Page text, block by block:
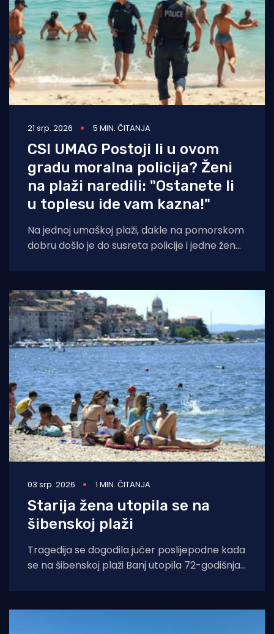
21 srp. 2026 5 MIN. ČITANJA
CSI UMAG Postoji li u ovom
gradu moralna policija? Ženi
na plaži naredili: "Ostanete li
u toplesu ide vam kazna!"
Na jednoj umaškoj plaži, dakle na pomorskom
dobru došlo je do susreta policije i jedne žene
03 srp. 2026 1 MIN. ČITANJA
Starija žena utopila se na
šibenskoj plaži
Tragedija se dogodila jučer poslijepodne kada
se na šibenskoj plaži Banj utopila 72-godišnja